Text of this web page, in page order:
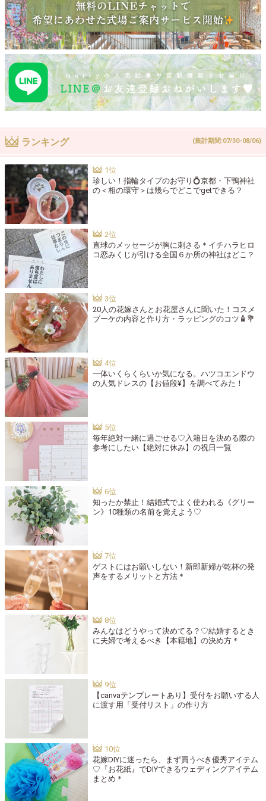
ランキング (集計期間:07/30-08/06)
珍しい！指輪タイプのお守り💍京都・下鴨神社
の＜相の環守＞は幾らでどこでgetできる？
直球のメッセージが胸に刺さる＊イチハラヒロ
コ恋みくじが引ける全国６か所の神社はどこ？
20人の花嫁さんとお花屋さんに聞いた！コスメ
ブーケの内容と作り方・ラッピングのコツ🧴💐
一体いくらくらいか気になる。ハツコエンドウ
の人気ドレスの【お値段¥】を調べてみた！
毎年絶対一緒に過ごせる♡入籍日を決める際の
参考にしたい【絶対に休み】の祝日一覧
知ったか禁止！結婚式でよく使われる《グリー
ン》10種類の名前を覚えよう♡
ゲストにはお願いしない！新郎新婦が乾杯の発
声をするメリットと方法＊
みんなはどうやって決めてる？♡結婚するとき
に夫婦で考えるべき【本籍地】の決め方＊
【canvaテンプレートあり】受付をお願いする人
に渡す用「受付リスト」の作り方
花嫁DIYに迷ったら、まず買うべき優秀アイテム
♡『お花紙』でDIYできるウェディングアイテム
まとめ＊